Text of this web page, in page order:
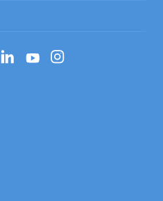
LinkedInYouTubeInstagram